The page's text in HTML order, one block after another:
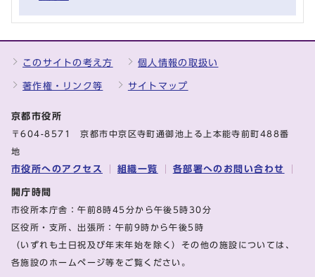
このサイトの考え方 個人情報の取扱い
著作権・リンク等 サイトマップ
京都市役所
〒604-8571 京都市中京区寺町通御池上る上本能寺前町488番
地
市役所へのアクセス 組織一覧 各部署へのお問い合わせ
開庁時間
市役所本庁舎：午前8時45分から午後5時30分
区役所・支所、出張所：午前9時から午後5時
（いずれも土日祝及び年末年始を除く）その他の施設については、
各施設のホームページ等をご覧ください。